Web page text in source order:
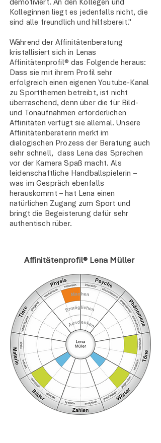
demotiviert. An den Kollegen und
Kolleginnen liegt es jedenfalls nicht, die
sind alle freundlich und hilfsbereit."
Während der Affinitätenberatung
kristallisiert sich in Lenas
Affinitätenprofil® das Folgende heraus:
Dass sie mit ihrem Profil sehr
erfolgreich einen eigenen Youtube-Kanal
zu Sportthemen betreibt, ist nicht
überraschend, denn über die für Bild-
und Tonaufnahmen erforderlichen
Affinitäten verfügt sie allemal. Unsere
Affinitätenberaterin merkt im
dialogischen Prozess der Beratung auch
sehr schnell, dass Lena das Sprechen
vor der Kamera Spaß macht. Als
leidenschaftliche Handballspielerin –
was im Gespräch ebenfalls
herauskommt – hat Lena einen
natürlichen Zugang zum Sport und
bringt die Begeisterung dafür sehr
authentisch rüber.
Affinitätenprofil® Lena Müller